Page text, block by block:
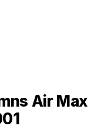
Air Max